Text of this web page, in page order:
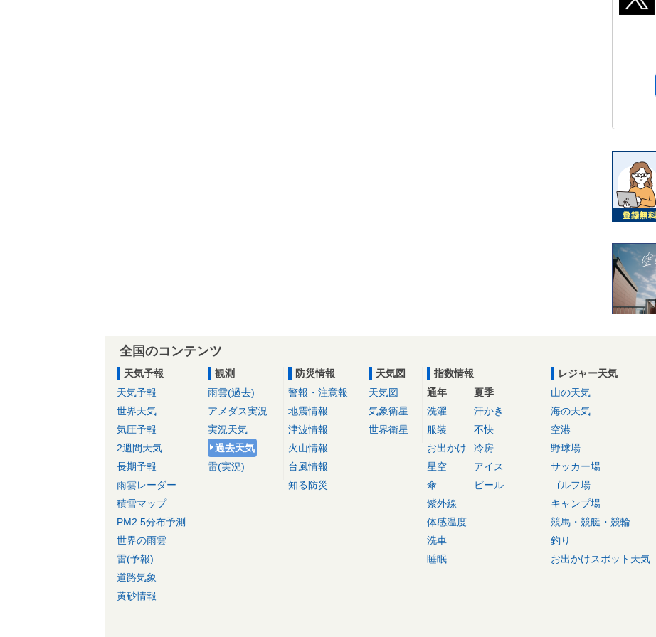
全国のコンテンツ
天気予報
天気予報
世界天気
気圧予報
2週間天気
長期予報
雨雲レーダー
積雪マップ
PM2.5分布予測
世界の雨雲
雷(予報)
道路気象
黄砂情報
観測
雨雲(過去)
アメダス実況
実況天気
過去天気
雷(実況)
防災情報
警報・注意報
地震情報
津波情報
火山情報
台風情報
知る防災
天気図
天気図
気象衛星
世界衛星
指数情報
通年
洗濯
服装
お出かけ
星空
傘
紫外線
体感温度
洗車
睡眠
夏季
汗かき
不快
冷房
アイス
ビール
レジャー天気
山の天気
海の天気
空港
野球場
サッカー場
ゴルフ場
キャンプ場
競馬・競艇・競輪
釣り
お出かけスポット天気